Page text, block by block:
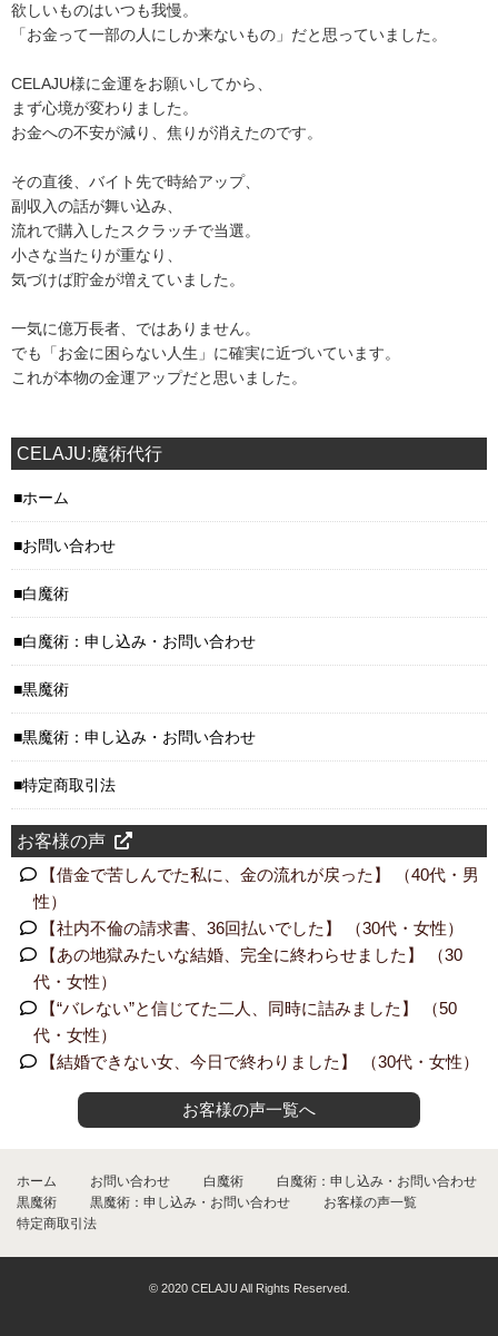
欲しいものはいつも我慢。
「お金って一部の人にしか来ないもの」だと思っていました。
CELAJU様に金運をお願いしてから、
まず心境が変わりました。
お金への不安が減り、焦りが消えたのです。
その直後、バイト先で時給アップ、
副収入の話が舞い込み、
流れで購入したスクラッチで当選。
小さな当たりが重なり、
気づけば貯金が増えていました。
一気に億万長者、ではありません。
でも「お金に困らない人生」に確実に近づいています。
これが本物の金運アップだと思いました。
CELAJU:魔術代行
ホーム
お問い合わせ
白魔術
白魔術：申し込み・お問い合わせ
黒魔術
黒魔術：申し込み・お問い合わせ
特定商取引法
お客様の声
【借金で苦しんでた私に、金の流れが戻った】 （40代・男
性）
【社内不倫の請求書、36回払いでした】 （30代・女性）
【あの地獄みたいな結婚、完全に終わらせました】 （30
代・女性）
【“バレない”と信じてた二人、同時に詰みました】 （50
代・女性）
【結婚できない女、今日で終わりました】 （30代・女性）
お客様の声一覧へ
ホーム お問い合わせ 白魔術
白魔術：申し込み・お問い合わせ
黒魔術
黒魔術：申し込み・お問い合わせ
お客様の声一覧
特定商取引法
© 2020 CELAJU All Rights Reserved.